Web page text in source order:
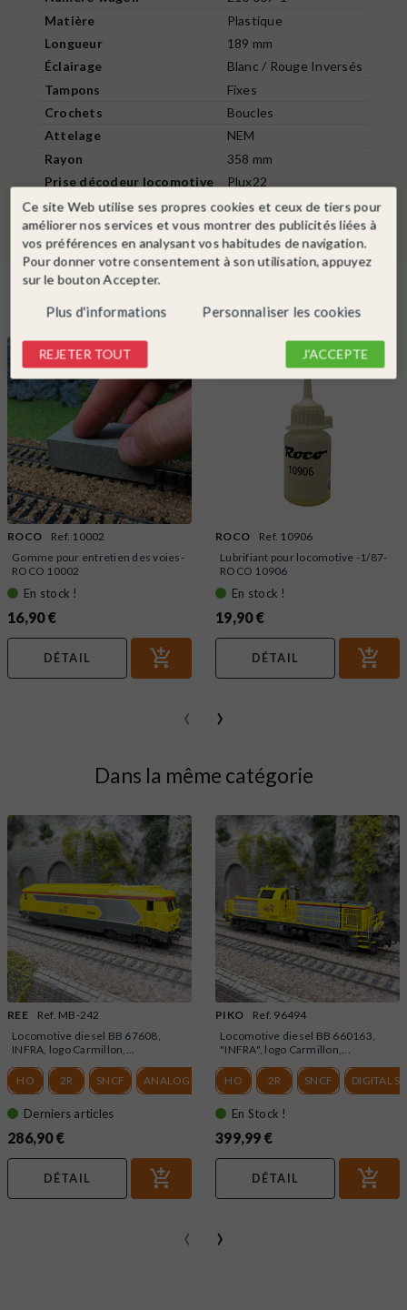
Matière
Plastique
Longueur
189 mm
Éclairage
Blanc / Rouge Inversés
Tampons
Fixes
Crochets
Boucles
Attelage
NEM
Rayon
358 mm
Prise décodeur locomotive
Plux22
ROCO
Ref. 10002
Gomme pour entretien des voies-
ROCO 10002
En stock !
16,90 €
DÉTAIL
ROCO
Ref. 10906
Lubrifiant pour locomotive -1/87-
ROCO 10906
En stock !
19,90 €
DÉTAIL
‹ ›
Dans la même catégorie
REE
Ref. MB-242
Locomotive diesel BB 67608,
INFRA, logo Carmillon,...
HO 2R SNCF ANALOGIQUE
Derniers articles
286,90 €
DÉTAIL
PIKO
Ref. 96494
Locomotive diesel BB 660163,
"INFRA", logo Carmillon,...
HO 2R SNCF DIGITAL
En Stock !
399,99 €
DÉTAIL
‹ ›
Ce site Web utilise ses propres cookies et ceux de tiers pour
améliorer nos services et vous montrer des publicités liées à
vos préférences en analysant vos habitudes de navigation.
Pour donner votre consentement à son utilisation, appuyez
sur le bouton Accepter.
Plus d'informations Personnaliser les cookies
REJETER TOUT J'ACCEPTE